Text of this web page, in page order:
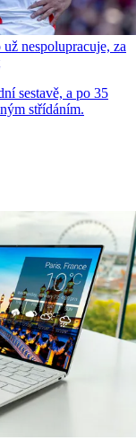
nespolupracuje, za
sestavě, a po 35
střídáním.